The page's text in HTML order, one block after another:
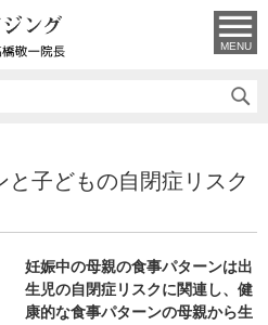
MENU
子どもの自閉症リスク
妊娠中の母親の食事パターンは出
生児の自閉症リスクに関連し、健
康的な食事パターンの母親から生